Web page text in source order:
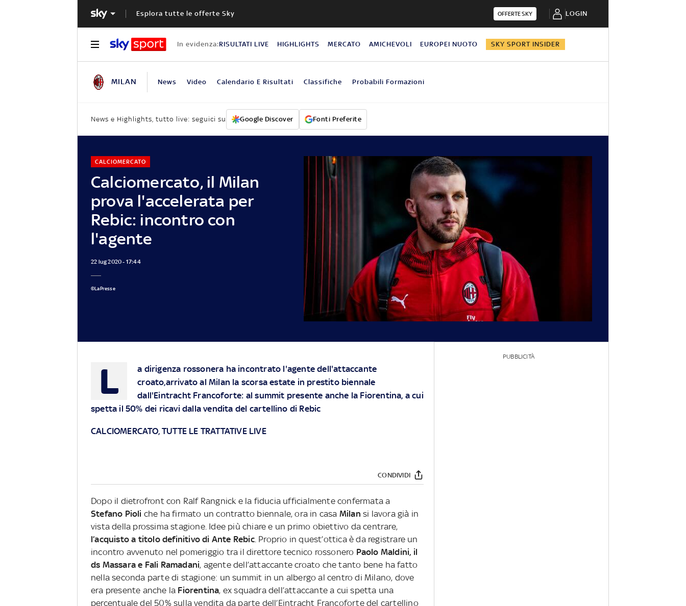
Esplora tutte le offerte Sky OFFERTE SKY LOGIN
In evidenza:RISULTATI LIVE HIGHLIGHTS MERCATO AMICHEVOLI EUROPEI NUOTO SKY SPORT INSIDER
MILAN News Video Calendario E Risultati Classifiche Probabili Formazioni
News e Highlights, tutto live: seguici su Google Discover Fonti Preferite
Calciomercato, il Milan
prova l'accelerata per
Rebic: incontro con
l'agente
CALCIOMERCATO
22 lug 2020 - 17:44
©LaPresse
L
a dirigenza rossonera ha incontrato l'agente dell'attaccante
croato,arrivato al Milan la scorsa estate in prestito biennale
dall'Eintracht Francoforte: al summit presente anche la Fiorentina, a cui
spetta il 50% dei ricavi dalla vendita del cartellino di Rebic
CALCIOMERCATO, TUTTE LE TRATTATIVE LIVE
CONDIVIDI
Dopo il dietrofront con Ralf Rangnick e la fiducia ufficialmente confermata a
Stefano Pioli che ha firmato un contratto biennale, ora in casa Milansi lavora già in
vista della prossima stagione. Idee più chiare e un primo obiettivo da centrare,
l’acquisto a titolo definitivo di Ante Rebic. Proprio in quest’ottica è da registrare un
incontro avvenuto nel pomeriggio tra il direttore tecnico rossonero Paolo Maldini, il
ds Massara e Fali Ramadani, agente dell’attaccante croato che tanto bene ha fatto
nella seconda parte di stagione: un summit in un albergo al centro di Milano, dove
era presente anche la Fiorentina, ex squadra dell’attaccante a cui spetta una
percentuale del 50% sulla vendita da parte dell’Eintracht Francoforte del cartellino
PUBBLICITÀ